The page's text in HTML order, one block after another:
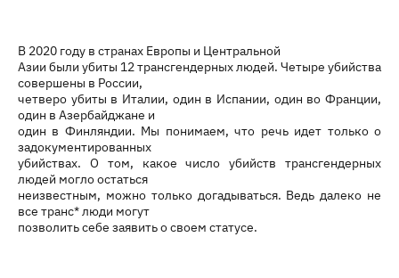
В 2020 году в странах Европы и Центральной
Азии были убиты 12 трансгендерных людей. Четыре убийства
совершены в России,
четверо убиты в Италии, один в Испании, один во Франции,
один в Азербайджане и
один в Финляндии. Мы понимаем, что речь идет только о
задокументированных
убийствах. О том, какое число убийств трансгендерных
людей могло остаться
неизвестным, можно только догадываться. Ведь далеко не
все транс* люди могут
позволить себе заявить о своем статусе.